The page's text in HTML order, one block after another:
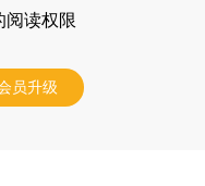
阅读权限
员升级